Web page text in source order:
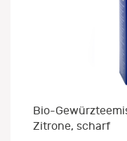
Bio-
Zitrone, scharf